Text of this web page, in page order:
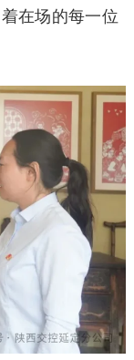
在场的每一位